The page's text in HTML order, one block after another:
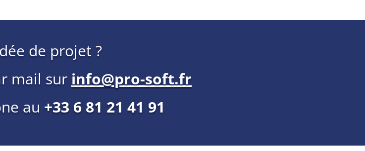
de projet ?
mail sur info@pro-soft.fr
au +33 6 81 21 41 91